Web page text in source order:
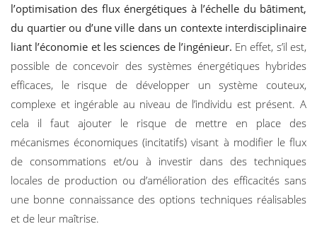
l’optimisation des flux énergétiques à l’échelle du bâtiment,
du quartier ou d’une ville dans un contexte interdisciplinaire
liant l’économie et les sciences de l’ingénieur. En effet, s’il est,
possible de concevoir des systèmes énergétiques hybrides
efficaces, le risque de développer un système couteux,
complexe et ingérable au niveau de l’individu est présent. A
cela il faut ajouter le risque de mettre en place des
mécanismes économiques (incitatifs) visant à modifier le flux
de consommations et/ou à investir dans des techniques
locales de production ou d’amélioration des efficacités sans
une bonne connaissance des options techniques réalisables
et de leur maîtrise.